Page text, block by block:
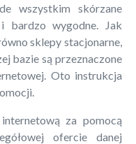
wszystkim skórzane
bardzo wygodne. Jak
sklepy stacjonarne,
bazie są przeznaczone
Oto instrukcja
za pomocą
ofercie danej